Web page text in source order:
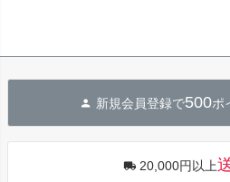
新規会員登録で500ポ
20,000円以上